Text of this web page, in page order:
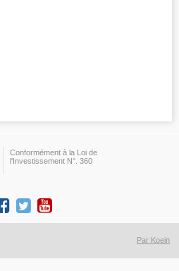
Conformément à la Loi de
l'Investissement N°. 360
Par Koein